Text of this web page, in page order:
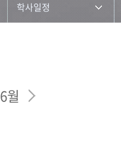
학사일정
포토갤러리
월